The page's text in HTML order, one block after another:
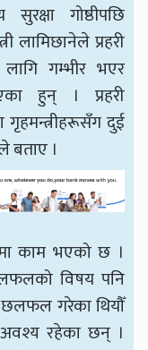
गोष्ठीपछि
लामिछानेले प्रहरी
लागि गम्भीर भएर
हुन् । प्रहरी
दुई
।
काम भएको छ ।
विषय पनि
छलफल गरेका थियौँ
अवश्य रहेका छन् ।